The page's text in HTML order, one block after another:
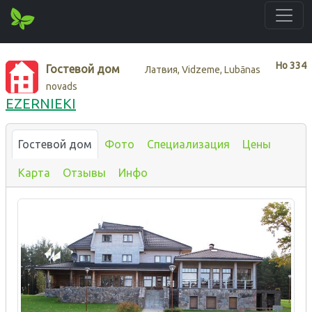
Нo334
Гостевой дом
Латвия, Vidzeme, Lubānas
novads
EZERNIEKI
Гостевой дом Фото Специализация Цены
Карта Отзывы Инфо